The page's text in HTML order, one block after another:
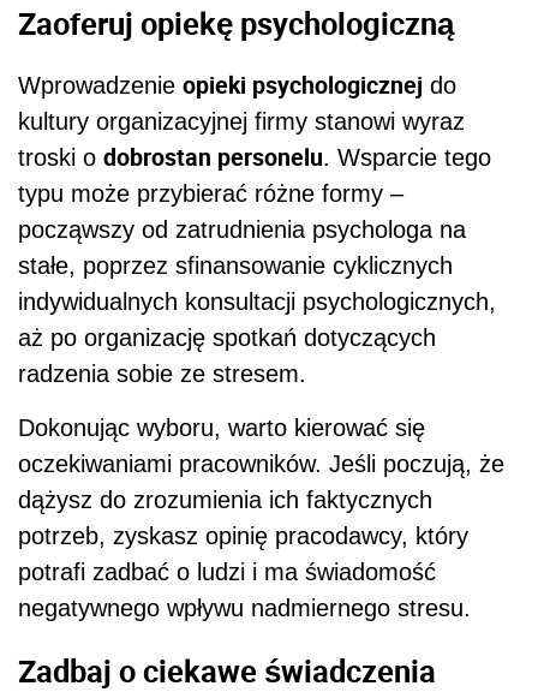
Zaoferuj opiekę psychologiczną
Wprowadzenie opieki psychologicznej do
kultury organizacyjnej firmy stanowi wyraz
troski o dobrostan personelu. Wsparcie tego
typu może przybierać różne formy –
począwszy od zatrudnienia psychologa na
stałe, poprzez sfinansowanie cyklicznych
indywidualnych konsultacji psychologicznych,
aż po organizację spotkań dotyczących
radzenia sobie ze stresem.
Dokonując wyboru, warto kierować się
oczekiwaniami pracowników. Jeśli poczują, że
dążysz do zrozumienia ich faktycznych
potrzeb, zyskasz opinię pracodawcy, który
potrafi zadbać o ludzi i ma świadomość
negatywnego wpływu nadmiernego stresu.
Zadbaj o ciekawe świadczenia